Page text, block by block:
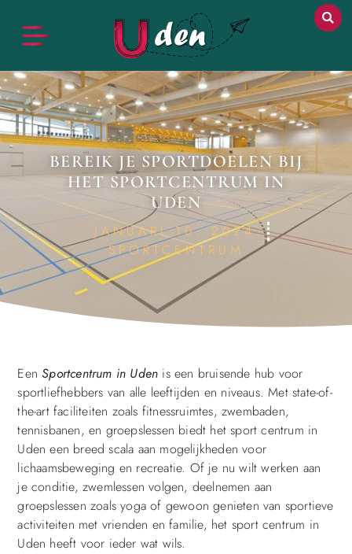
BEREIK JE SPORTDOELEN BIJ
HET SPORTCENTRUM IN
UDEN
JANUARI 10, 2024
SPORTCENTRUM
EenSportcentrum in Uden is een bruisende hub voor
sportliefhebbers van alle leeftijden en niveaus. Met state-of-
the-art faciliteiten zoals fitnessruimtes, zwembaden,
tennisbanen, en groepslessen biedt het sport centrum in
Uden een breed scala aan mogelijkheden voor
lichaamsbeweging en recreatie. Of je nu wilt werken aan
je conditie, zwemlessen volgen, deelnemen aan
groepslessen zoals yoga of gewoon genieten van sportieve
activiteiten met vrienden en familie, het sport centrum in
Uden heeft voor ieder wat wils.